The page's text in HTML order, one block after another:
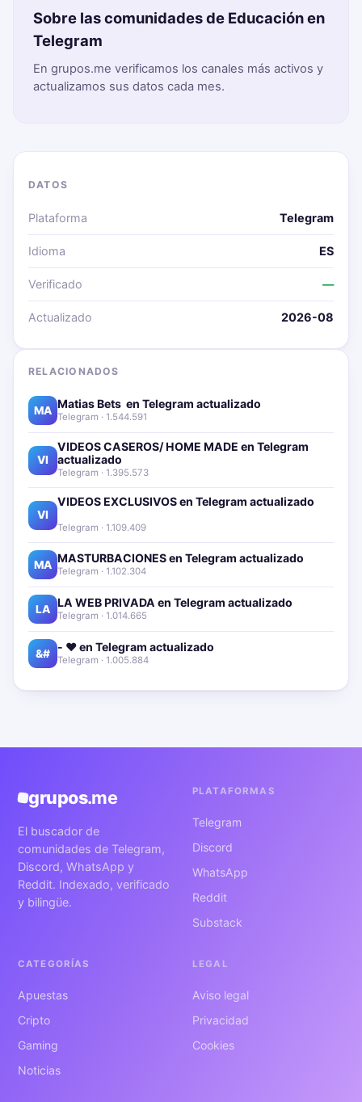
Sobre las comunidades de Educación en
Telegram
En grupos.me verificamos los canales más activos y
actualizamos sus datos cada mes.
DATOS
Plataforma Telegram
Idioma ES
Verificado —
Actualizado 2026-08
RELACIONADOS
MA Matias Bets ‍ en Telegram actualizado📱🔥
Telegram · 1.544.591
VI
VIDEOS CASEROS/ HOME MADE en Telegram
actualizado📱🔥
Telegram · 1.395.573
VI
VIDEOS EXCLUSIVOS en Telegram actualizado📱
Telegram · 1.109.409
MA MASTURBACIONES en Telegram actualizado📱🔥
Telegram · 1.102.304
LA LA WEB PRIVADA en Telegram actualizado📱🔥
Telegram · 1.014.665
&# - ❤️ en Telegram actualizado📱🔥
Telegram · 1.005.884
grupos.me
El buscador de
comunidades de Telegram,
Discord, WhatsApp y
Reddit. Indexado, verificado
y bilingüe.
PLATAFORMAS
Telegram
Discord
WhatsApp
Reddit
Substack
CATEGORÍAS
Apuestas
Cripto
Gaming
Noticias
LEGAL
Aviso legal
Privacidad
Cookies